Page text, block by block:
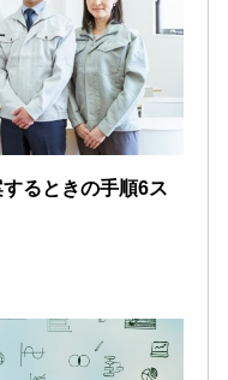
るときの手順6ス